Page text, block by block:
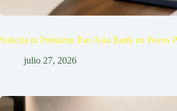
Solicita tu Préstamo Pan Asia Bank en Pocos
julio 27, 2026